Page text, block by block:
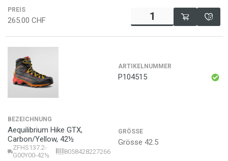
PREIS
265.00 CHF
ARTIKELNUMMER
P104515
BEZEICHNUNG
Aequilibrium Hike GTX,
Carbon/Yellow, 42½
ZFHS137.2-
G00Y00-42½
8058428227266
GRÖSSE
Grösse 42.5